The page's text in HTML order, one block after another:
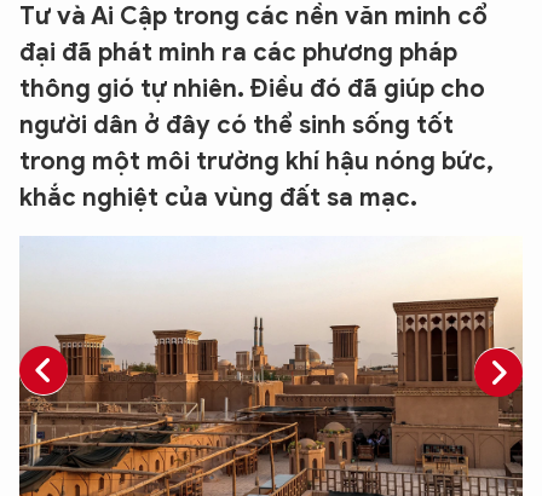
Tư và Ai Cập trong các nền văn minh cổ
đại đã phát minh ra các phương pháp
thông gió tự nhiên. Điều đó đã giúp cho
người dân ở đây có thể sinh sống tốt
trong một môi trường khí hậu nóng bức,
khắc nghiệt của vùng đất sa mạc.